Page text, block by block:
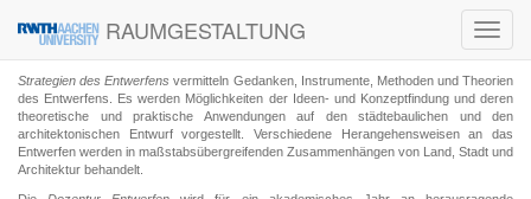
RAUMGESTALTUNG
Strategien des Entwerfens vermitteln Gedanken, Instrumente, Methoden und Theorien
des Entwerfens. Es werden Möglichkeiten der Ideen- und Konzeptfindung und deren
theoretische und praktische Anwendungen auf den städtebaulichen und den
architektonischen Entwurf vorgestellt. Verschiedene Herangehensweisen an das
Entwerfen werden in maßstabsübergreifenden Zusammenhängen von Land, Stadt und
Architektur behandelt.